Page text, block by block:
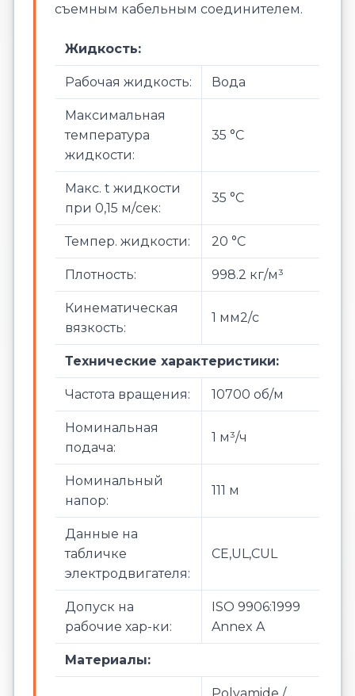
съемным кабельным соединителем.
Жидкость:
Рабочая жидкость: Вода
Максимальная
температура
жидкости:
35 °C
Макс. t жидкости
при 0,15 м/сек:
35 °C
Темпер. жидкости: 20 °C
Плотность: 998.2 кг/м³
Кинематическая
вязкость:
1 мм2/с
Технические характеристики:
Частота вращения: 10700 об/м
Номинальная
подача:
1 м³/ч
Номинальный
напор:
111 м
Данные на
табличке
электродвигателя:
CE,UL,CUL
Допуск на
рабочие хар-ки:
ISO 9906:1999
Annex A
Материалы: